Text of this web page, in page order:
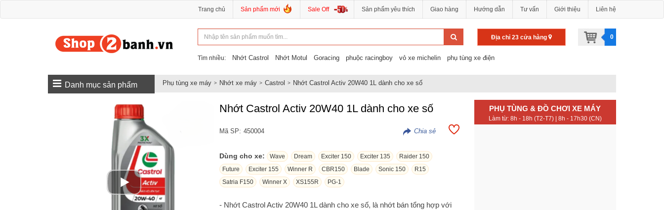
Trang chủ Sản phẩm mới Sale Off Sản phẩm yêu thích Giao hàng Hướng dẫn Tư vấn Giới thiệu Liên hệ
Tìm nhiều: Nhớt Castrol Nhớt Motul Goracing phuộc racingboy vỏ xe michelin phụ tùng xe điện
Địa chỉ 23 cửa hàng 0
Phụ tùng xe máy Nhớt xe máy Castrol Nhớt Castrol Activ 20W40 1L dành cho xe số
Danh mục sản phẩm
Nhớt Castrol Activ 20W40 1L dành cho xe số
Mã SP: 450004
Dùng cho xe: Wave Dream Exciter 150 Exciter 135
Raider 150
Future
Exciter 155 Winner R CBR150 Blade Sonic 150
R15
Satria F150
Winner X XS155R PG-1
- Nhớt Castrol Activ 20W40 1L dành cho xe số, là nhớt bán tổng hợp với
PHỤ TÙNG & ĐỒ CHƠI XE MÁY
Làm từ: 8h - 18h (T2-T7) | 8h - 17h30 (CN)